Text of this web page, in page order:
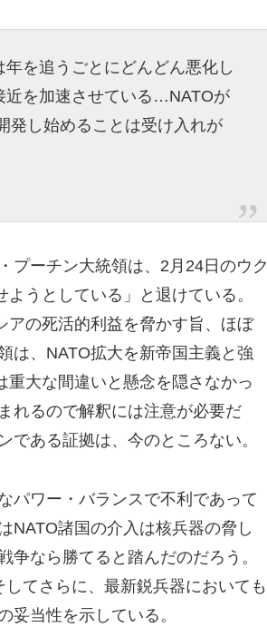
を追うごとにどんどん悪化し
を加速させている…NATOが
発し始めることは受け入れが
プーチン大統領は、2月24日のウク
うとしている」と退けている。
アの死活的利益を脅かす旨、ほぼ
は、NATO拡大を新帝国主義と強
重大な間違いと懸念を隠さなかっ
れるので解釈には注意が必要だ
ある証拠は、今のところない。
パワー・バランスで不利であって
NATO諸国の介入は核兵器の脅し
なら勝てると踏んだのだろう。
てさらに、最新鋭兵器においても
妥当性を示している。